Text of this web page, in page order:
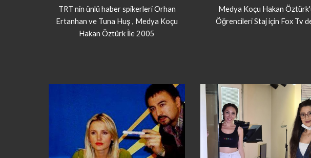
TRT nin ünlü haber spikerleri Orhan
Ertanhan ve Tuna Huş , Medya Koçu
Hakan Öztürk İle 2005
Medya Koçu Hakan
Öğrencileri Staj için Fox Tv